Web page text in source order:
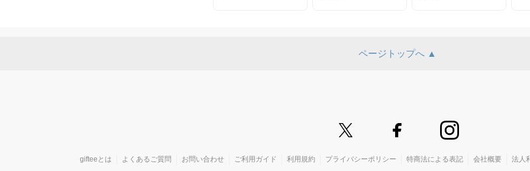
ページトップへ ▲
gifteeとは よくあるご質問 お問い合わせ ご利用ガイド 利用規約 プライバシーポリシー 特商法による表記 会社概要 法人